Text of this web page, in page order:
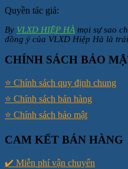
Quyền tác giả:
By VLXD HIỆP HÀ mọi sự sao
đồng ý của VLXD Hiệp Hà là
CHÍNH SÁCH BẢO
⭐️ Chính sách quy định chung
⭐️ Chính sách bán hàng
⭐️ Chính sách bảo mật
CAM KẾT BÁN HÀNG
✔️ Miễn phí vận chuyển